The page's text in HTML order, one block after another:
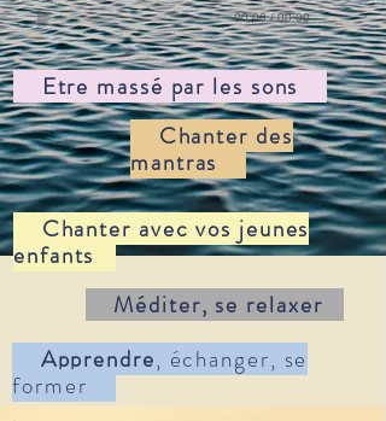
00:00/00:00
Etre massé par les sons
Chanter des
mantras
Chanter avec vos jeunes
enfants
Méditer, se relaxer
Apprendre, échanger, se
former